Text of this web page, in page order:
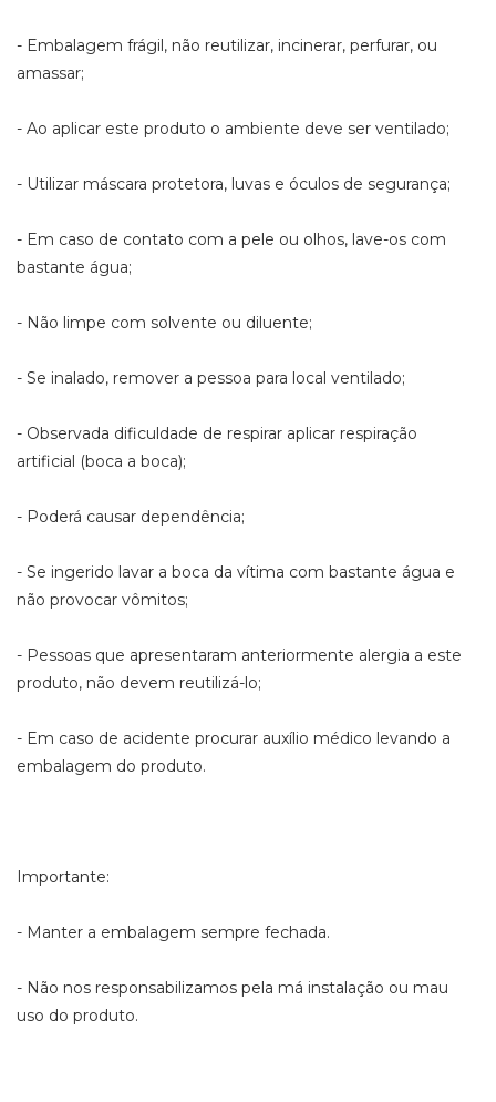
- Embalagem frágil, não reutilizar, incinerar, perfurar, ou
amassar;
- Ao aplicar este produto o ambiente deve ser ventilado;
- Utilizar máscara protetora, luvas e óculos de segurança;
- Em caso de contato com a pele ou olhos, lave-os com
bastante água;
- Não limpe com solvente ou diluente;
- Se inalado, remover a pessoa para local ventilado;
- Observada dificuldade de respirar aplicar respiração
artificial (boca a boca);
- Poderá causar dependência;
- Se ingerido lavar a boca da vítima com bastante água e
não provocar vômitos;
- Pessoas que apresentaram anteriormente alergia a este
produto, não devem reutilizá-lo;
- Em caso de acidente procurar auxílio médico levando a
embalagem do produto.
Importante:
- Manter a embalagem sempre fechada.
- Não nos responsabilizamos pela má instalação ou mau
uso do produto.